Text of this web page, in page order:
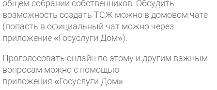
общем собрании собственников. Обсудить
возможность создать ТСЖ можно в домовом чате
(попасть в официальный чат можно через
приложение «Госуслуги Дом»).
Проголосовать онлайн по этому и другим важным
вопросам можно с помощью
приложения «Госуслуги Дом».